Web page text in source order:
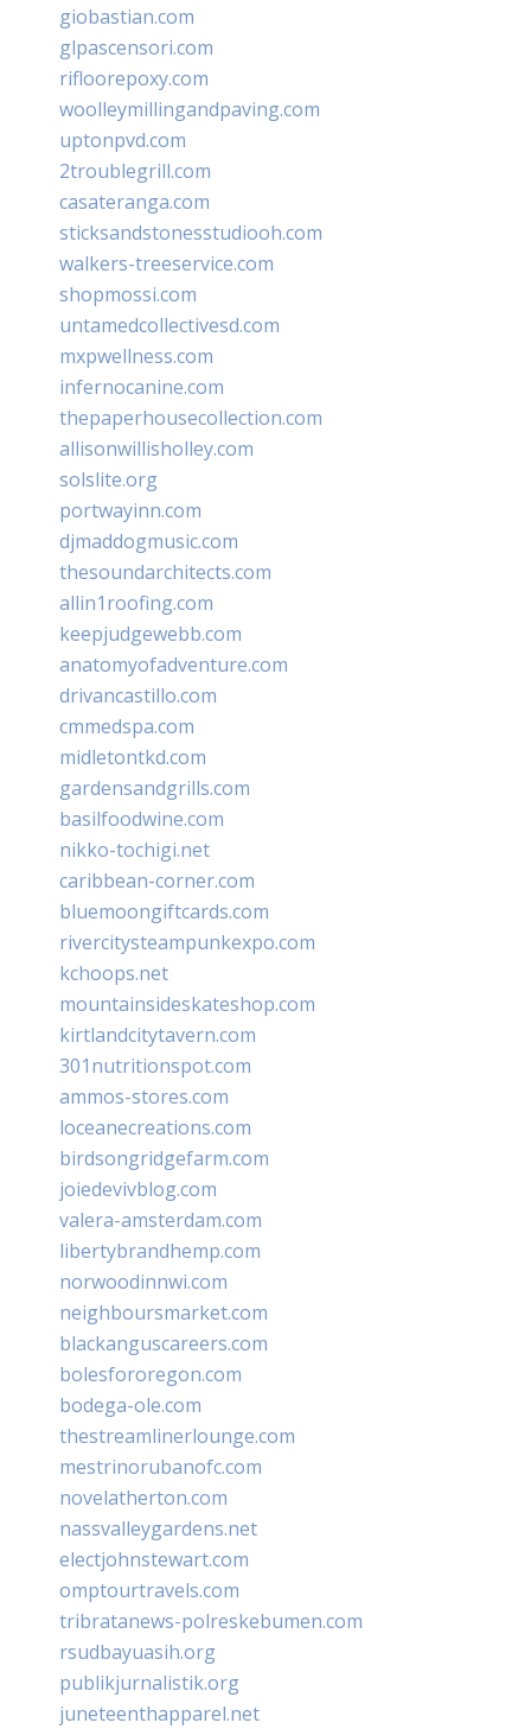
giobastian.com
glpascensori.com
rifloorepoxy.com
woolleymillingandpaving.com
uptonpvd.com
2troublegrill.com
casateranga.com
sticksandstonesstudiooh.com
walkers-treeservice.com
shopmossi.com
untamedcollectivesd.com
mxpwellness.com
infernocanine.com
thepaperhousecollection.com
allisonwillisholley.com
solslite.org
portwayinn.com
djmaddogmusic.com
thesoundarchitects.com
allin1roofing.com
keepjudgewebb.com
anatomyofadventure.com
drivancastillo.com
cmmedspa.com
midletontkd.com
gardensandgrills.com
basilfoodwine.com
nikko-tochigi.net
caribbean-corner.com
bluemoongiftcards.com
rivercitysteampunkexpo.com
kchoops.net
mountainsideskateshop.com
kirtlandcitytavern.com
301nutritionspot.com
ammos-stores.com
loceanecreations.com
birdsongridgefarm.com
joiedevivblog.com
valera-amsterdam.com
libertybrandhemp.com
norwoodinnwi.com
neighboursmarket.com
blackanguscareers.com
bolesfororegon.com
bodega-ole.com
thestreamlinerlounge.com
mestrinorubanofc.com
novelatherton.com
nassvalleygardens.net
electjohnstewart.com
omptourtravels.com
tribratanews-polreskebumen.com
rsudbayuasih.org
publikjurnalistik.org
juneteenthapparel.net